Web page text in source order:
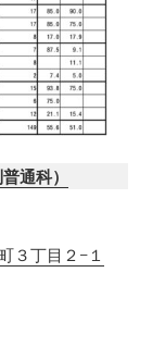
通科）
３丁目２−１